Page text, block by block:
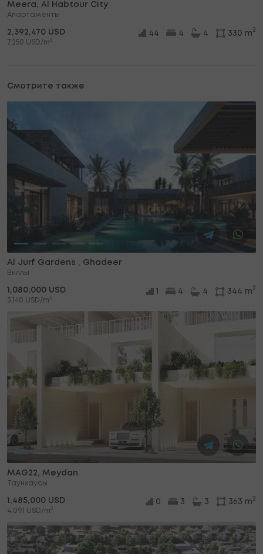
Meera, Al Habtour City
Апартаменты
2,392,470 USD
7,250 USD/m2
44 4 4 330 m 2
Смотрите также
Al Jurf Gardens , Ghadeer
Виллы
1,080,000 USD
3,140 USD/m2
4 4 344 m 2
MAG22, Meydan
Таунхаусы
1,485,000 USD
4,091 USD/m2
0 3 3 363 m 2